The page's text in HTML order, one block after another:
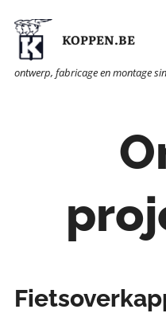
KOPPEN.BE
ontwerp, fabricage en montage